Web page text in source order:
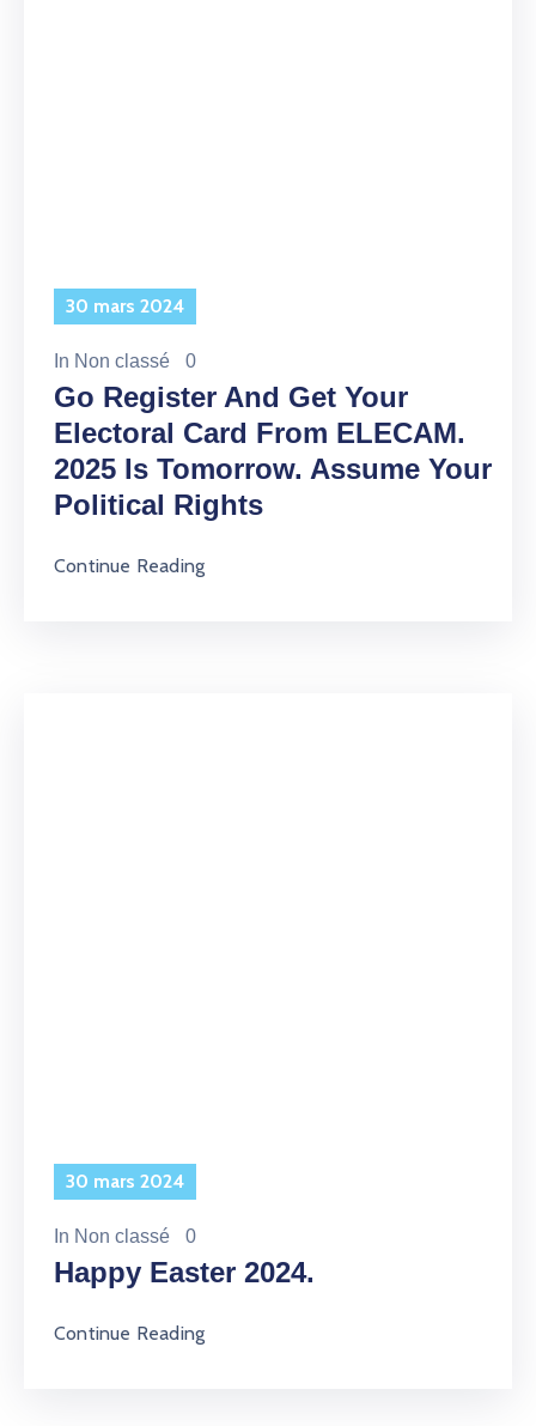
30 mars 2024
In Non classé 0
Go Register And Get Your
Electoral Card From ELECAM.
2025 Is Tomorrow. Assume Your
Political Rights
Continue Reading
30 mars 2024
In Non classé 0
Happy Easter 2024.
Continue Reading